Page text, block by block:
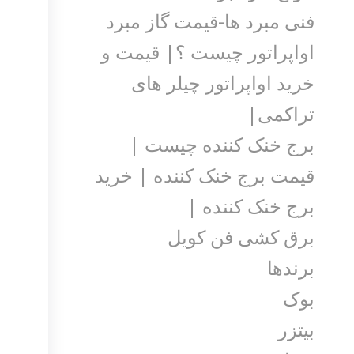
فنی مبرد ها-قیمت گاز مبرد
اواپراتور چیست ؟| قیمت و
خرید اواپراتور چیلر های
تراکمی|
برج خنک کننده چیست |
قیمت برج خنک کننده | خرید
برج خنک کننده |
برق کشی فن کویل
برندها
بوک
بیتزر